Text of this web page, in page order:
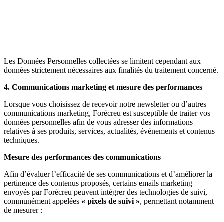
Les Données Personnelles collectées se limitent cependant aux
données strictement nécessaires aux finalités du traitement concerné.
4. Communications marketing et mesure des performances
Lorsque vous choisissez de recevoir notre newsletter ou d’autres
communications marketing, Forécreu est susceptible de traiter vos
données personnelles afin de vous adresser des informations
relatives à ses produits, services, actualités, événements et contenus
techniques.
Mesure des performances des communications
Afin d’évaluer l’efficacité de ses communications et d’améliorer la
pertinence des contenus proposés, certains emails marketing
envoyés par Forécreu peuvent intégrer des technologies de suivi,
communément appelées « pixels de suivi », permettant notamment
de mesurer :